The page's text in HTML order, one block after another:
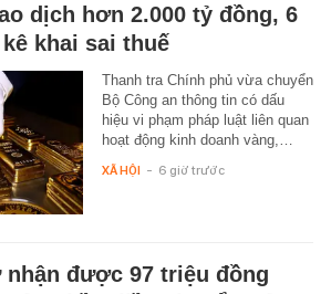
dịch hơn 2.000 tỷ đồng, 6
khai sai thuế
Thanh tra Chính phủ vừa chuyển
Bộ Công an thông tin có dấu
hiệu vi phạm pháp luật liên quan
hoạt động kinh doanh vàng,…
XÃ HỘI - 6 giờ trước
được 97 triệu đồng